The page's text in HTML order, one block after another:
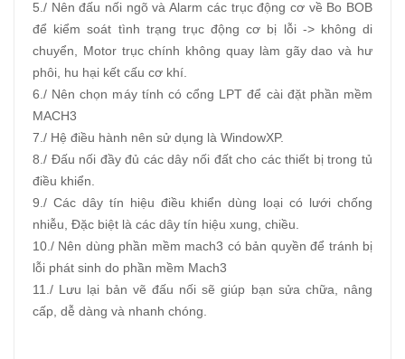
5./ Nên đấu nối ngõ và Alarm các trục động cơ về Bo BOB
để kiểm soát tình trạng trục động cơ bị lỗi -> không di
chuyển, Motor trục chính không quay làm gãy dao và hư
phôi, hu hại kết cấu cơ khí.
6./ Nên chọn máy tính có cổng LPT để cài đặt phần mềm
MACH3
7./ Hệ điều hành nên sử dụng là WindowXP.
8./ Đấu nối đầy đủ các dây nối đất cho các thiết bị trong tủ
điều khiển.
9./ Các dây tín hiệu điều khiển dùng loại có lưới chống
nhiễu, Đặc biệt là các dây tín hiệu xung, chiều.
10./ Nên dùng phần mềm mach3 có bản quyền để tránh bị
lỗi phát sinh do phần mềm Mach3
11./ Lưu lại bản vẽ đấu nối sẽ giúp bạn sửa chữa, nâng
cấp, dễ dàng và nhanh chóng.